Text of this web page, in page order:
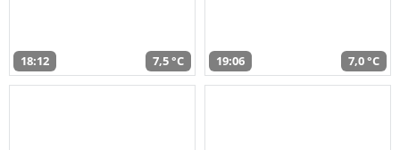
18:12 7,5 °C 19:06 7,0 °C